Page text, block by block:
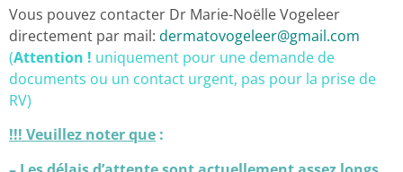
Vous pouvez contacter Dr Marie-Noëlle Vogeleer
directement par mail: dermatovogeleer@gmail.com
(Attention ! uniquement pour une demande de
documents ou un contact urgent, pas pour la prise de
RV)
!!! Veuillez noter que :